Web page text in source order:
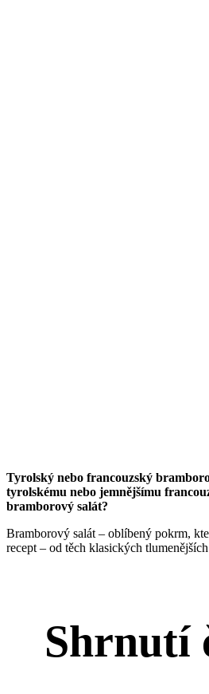
Tyrolský nebo francouzský
tyrolskému nebo jemnějšímu
bramborový salát?
Bramborový salát – oblíbený pokrm,
recept – od těch klasických
Shrnutí